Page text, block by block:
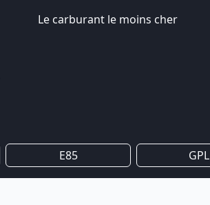
Le carburant le moins cher
E85 GPL